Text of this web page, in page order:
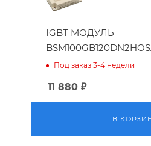
IGBT МОДУЛЬ
Под заказ 3-4 недели
11 880 ₽
В